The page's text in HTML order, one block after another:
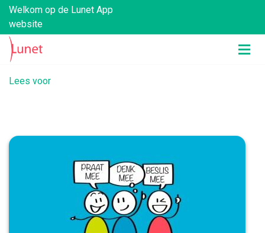
Welkom op de Lunet App
website
Lees voor